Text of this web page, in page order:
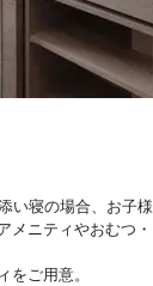
い寝の場合、お子様
メニティやおむ
ご用意。